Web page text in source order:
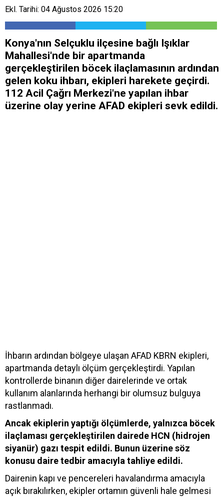
Ekl. Tarihi: 04 Ağustos 2026 15:20
Konya'nın Selçuklu ilçesine bağlı Işıklar
Mahallesi'nde bir apartmanda
gerçekleştirilen böcek ilaçlamasının ardından
gelen koku ihbarı, ekipleri harekete geçirdi.
112 Acil Çağrı Merkezi'ne yapılan ihbar
üzerine olay yerine AFAD ekipleri sevk edildi.
İhbarın ardından bölgeye ulaşan AFAD KBRN ekipleri,
apartmanda detaylı ölçüm gerçekleştirdi. Yapılan
kontrollerde binanın diğer dairelerinde ve ortak
kullanım alanlarında herhangi bir olumsuz bulguya
rastlanmadı.
Ancak ekiplerin yaptığı ölçümlerde, yalnızca böcek
ilaçlaması gerçekleştirilen dairede HCN (hidrojen
siyanür) gazı tespit edildi. Bunun üzerine söz
konusu daire tedbir amacıyla tahliye edildi.
Dairenin kapı ve pencereleri havalandırma amacıyla
açık bırakılırken, ekipler ortamın güvenli hale gelmesi